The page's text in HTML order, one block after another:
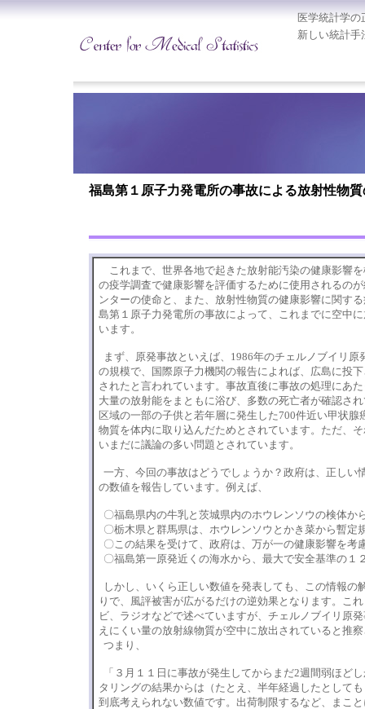
医学統計学
新しい統計手
福島第１原子力発電所の事故による放射性物
これまで、世界各地で起きた放射能汚染の健康影響
の疫学調査で健康影響を評価するために使用されるの
ンターの使命と、また、放射性物質の健康影響に関す
島第１原子力発電所の事故によって、これまでに空中
います。
まず、原発事故といえば、 1986年のチェルノブイリ原
の規模で、国際原子力機関の報告によれば、広島に投
されたと言われています。事故直後に事故の処理にあ
大量の放射能をまともに浴び、多数の死亡者が確認さ
区域の一部の子供と若年層に発生した700件近い甲状腺
物質を体内に取り込んだためとされています。ただ、
いまだに議論の多い問題とされています。
一方、今回の事故はどうでしょうか？政府は、正し
の数値を報告しています。例えば、
〇福島県内の牛乳と茨城県内のホウレンソウの検体か
〇栃木県と群馬県は、ホウレンソウとかき菜から暫定
〇この結果を受けて、政府は、万が一の健康影響を
〇福島第一原発近くの海水から、最大で安全基準の
しかし、いくら正しい数値を発表しても、この情報
りで、風評被害が広がるだけの逆効果となります。こ
ビ、ラジオなどで述べていますが、チェルノブイリ原
えにくい量の放射線物質が空中に放出されていると推
つまり、
「３月１１日に事故が発生してからまだ2週間弱ほど
タリングの結果からは（たとえ、半年経過したとして
到底考えられない数値です。出荷制限するなど、まこ